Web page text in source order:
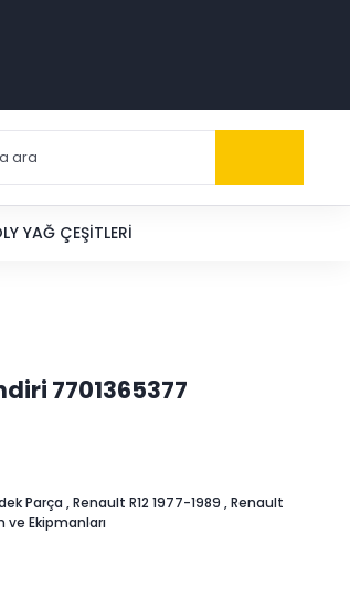
YAĞ ÇEŞITLERI
7701365377
Parça ,Renault R12 1977-1989 ,Renault
ve Ekipmanları